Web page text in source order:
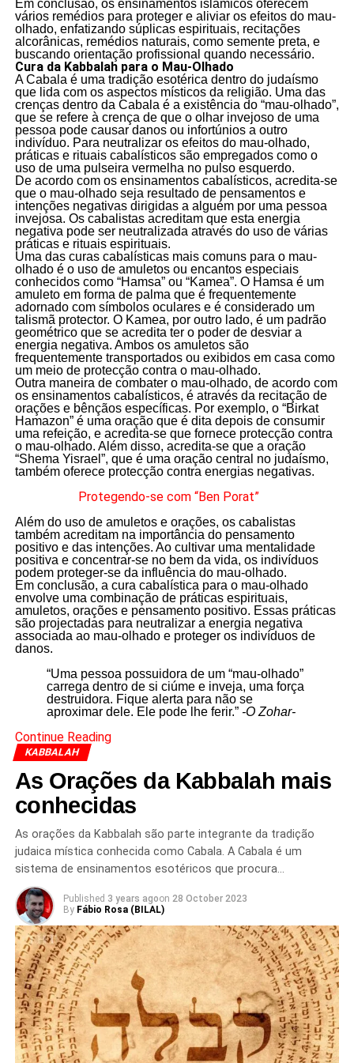
Em conclusão, os ensinamentos islâmicos oferecem
vários remédios para proteger e aliviar os efeitos do mau-
olhado, enfatizando súplicas espirituais, recitações
alcorânicas, remédios naturais, como semente preta, e
buscando orientação profissional quando necessário.
Cura da Kabbalah para o Mau-Olhado
A Cabala é uma tradição esotérica dentro do judaísmo
que lida com os aspectos místicos da religião. Uma das
crenças dentro da Cabala é a existência do “mau-olhado”,
que se refere à crença de que o olhar invejoso de uma
pessoa pode causar danos ou infortúnios a outro
indivíduo. Para neutralizar os efeitos do mau-olhado,
práticas e rituais cabalísticos são empregados como o
uso de uma pulseira vermelha no pulso esquerdo.
De acordo com os ensinamentos cabalísticos, acredita-se
que o mau-olhado seja resultado de pensamentos e
intenções negativas dirigidas a alguém por uma pessoa
invejosa. Os cabalistas acreditam que esta energia
negativa pode ser neutralizada através do uso de várias
práticas e rituais espirituais.
Uma das curas cabalísticas mais comuns para o mau-
olhado é o uso de amuletos ou encantos especiais
conhecidos como “Hamsa” ou “Kamea”. O Hamsa é um
amuleto em forma de palma que é frequentemente
adornado com símbolos oculares e é considerado um
talismã protector. O Kamea, por outro lado, é um padrão
geométrico que se acredita ter o poder de desviar a
energia negativa. Ambos os amuletos são
frequentemente transportados ou exibidos em casa como
um meio de protecção contra o mau-olhado.
Outra maneira de combater o mau-olhado, de acordo com
os ensinamentos cabalísticos, é através da recitação de
orações e bênçãos específicas. Por exemplo, o “Birkat
Hamazon” é uma oração que é dita depois de consumir
uma refeição, e acredita-se que fornece protecção contra
o mau-olhado. Além disso, acredita-se que a oração
“Shema Yisrael”, que é uma oração central no judaísmo,
também oferece protecção contra energias negativas.
Protegendo-se com “Ben Porat”
Além do uso de amuletos e orações, os cabalistas
também acreditam na importância do pensamento
positivo e das intenções. Ao cultivar uma mentalidade
positiva e concentrar-se no bem da vida, os indivíduos
podem proteger-se da influência do mau-olhado.
Em conclusão, a cura cabalística para o mau-olhado
envolve uma combinação de práticas espirituais,
amuletos, orações e pensamento positivo. Essas práticas
são projectadas para neutralizar a energia negativa
associada ao mau-olhado e proteger os indivíduos de
danos.
“Uma pessoa possuidora de um “mau-olhado”
carrega dentro de si ciúme e inveja, uma força
destruidora. Fique alerta para não se
aproximar dele. Ele pode lhe ferir.” -O Zohar-
Continue Reading
KABBALAH
As Orações da Kabbalah mais
conhecidas
As orações da Kabbalah são parte integrante da tradição
judaica mística conhecida como Cabala. A Cabala é um
sistema de ensinamentos esotéricos que procura…
Published 3 years agoon 28 October 2023
By Fábio Rosa (BILAL)